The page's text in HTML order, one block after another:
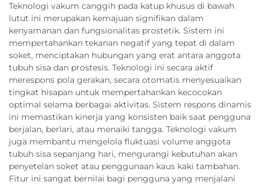
Teknologi vakum canggih pada katup khusus di bawah
lutut ini merupakan kemajuan signifikan dalam
kenyamanan dan fungsionalitas prostetik. Sistem ini
mempertahankan tekanan negatif yang tepat di dalam
soket, menciptakan hubungan yang erat antara anggota
tubuh sisa dan prostesis. Teknologi ini secara aktif
merespons pola gerakan, secara otomatis menyesuaikan
tingkat hisapan untuk mempertahankan kecocokan
optimal selama berbagai aktivitas. Sistem respons dinamis
ini memastikan kinerja yang konsisten baik saat pengguna
berjalan, berlari, atau menaiki tangga. Teknologi vakum
juga membantu mengelola fluktuasi volume anggota
tubuh sisa sepanjang hari, mengurangi kebutuhan akan
penyetelan soket atau penggunaan kaus kaki tambahan.
Fitur ini sangat bernilai bagi pengguna yang menjalani